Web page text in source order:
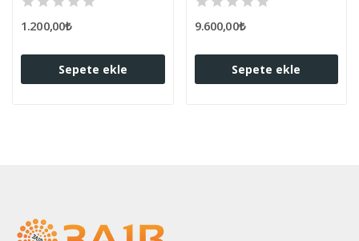
1.200,00₺
Sepete ekle
9.600,00₺
Sepete ekle